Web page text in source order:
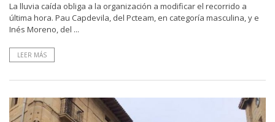
La lluvia caída obliga a la organización a modificar el recorrido a
última hora. Pau Capdevila, del Pcteam, en categoría masculina, y e
Inés Moreno, del ...
LEER MÁS